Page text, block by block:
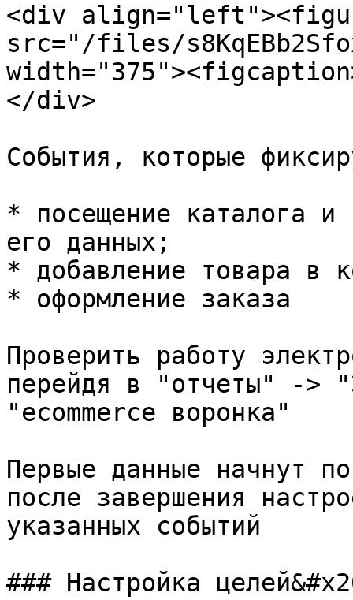
<div
src="/files/
</div>
События, которые
* посещение каталога и
его данных;
* добавление товара в
* оформление заказа
Проверить работу
перейдя в "отчеты" ->
"ecommerce воронка"
Первые данные начнут
после завершения
указанных событий
### Настройка